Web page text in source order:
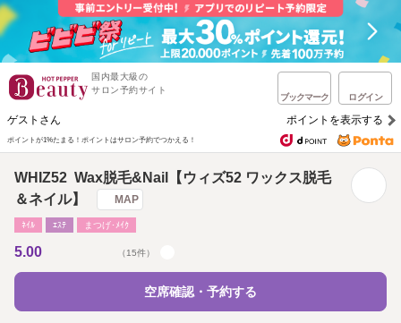
国内最大級の
サロン予約サイト
ブックマーク ログイン
ゲストさん ポイントを表示する
ポイントが1%たまる！ ポイントはサロン予約でつかえる！
WHIZ52 Wax脱毛&Nail【ウィズ52 ワックス脱毛
＆ネイル】
MAP
ﾈｲﾙ ｴｽﾃ まつげ･ﾒｲｸ
5.00 （15件）
空席確認・予約する